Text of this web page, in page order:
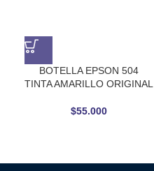
BOTELLA EPSON 504
TINTA AMARILLO ORIGINAL
$55.000